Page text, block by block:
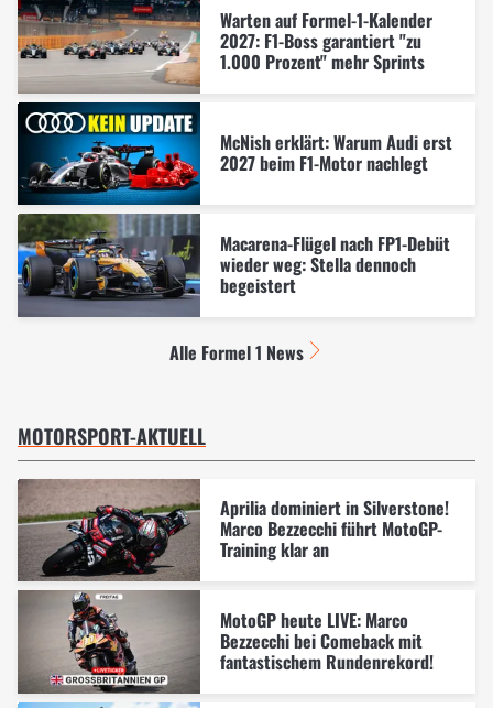
Warten auf Formel-1-Kalender
2027: F1-Boss garantiert "zu
1.000 Prozent" mehr Sprints
McNish erklärt: Warum Audi erst
2027 beim F1-Motor nachlegt
Macarena-Flügel nach FP1-Debüt
wieder weg: Stella dennoch
begeistert
Alle Formel 1 News
MOTORSPORT-AKTUELL
Aprilia dominiert in Silverstone!
Marco Bezzecchi führt MotoGP-
Training klar an
MotoGP heute LIVE: Marco
Bezzecchi bei Comeback mit
fantastischem Rundenrekord!